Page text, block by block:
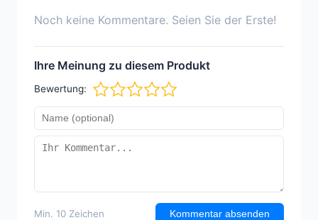
Noch keine Kommentare. Seien Sie der Erste!
Ihre Meinung zu diesem Produkt
Bewertung:
Min. 10 Zeichen Kommentar absenden